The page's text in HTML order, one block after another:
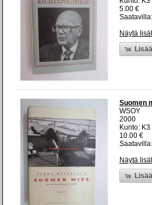
5.00 €
Näytä
Suomen
WSOY
2000
Kunto:
10.00 €
Näytä